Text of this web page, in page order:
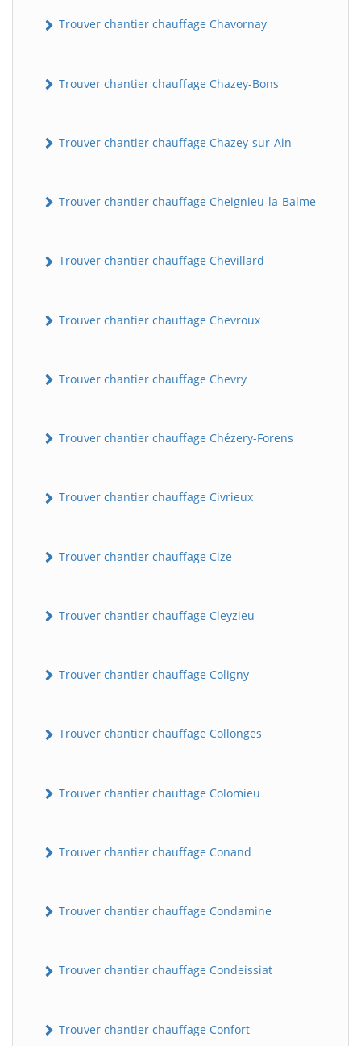
Trouver chantier chauffage Chavornay
Trouver chantier chauffage Chazey-Bons
Trouver chantier chauffage Chazey-sur-Ain
Trouver chantier chauffage Cheignieu-la-Balme
Trouver chantier chauffage Chevillard
Trouver chantier chauffage Chevroux
Trouver chantier chauffage Chevry
Trouver chantier chauffage Chézery-Forens
Trouver chantier chauffage Civrieux
Trouver chantier chauffage Cize
Trouver chantier chauffage Cleyzieu
Trouver chantier chauffage Coligny
Trouver chantier chauffage Collonges
Trouver chantier chauffage Colomieu
Trouver chantier chauffage Conand
Trouver chantier chauffage Condamine
Trouver chantier chauffage Condeissiat
Trouver chantier chauffage Confort
BatiWebPro